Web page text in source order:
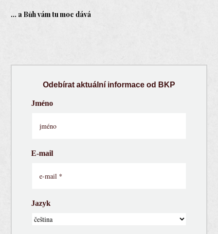
… a Bůh vám tu moc dává
Odebírat aktuální informace od BKP
Jméno
E-mail
Jazyk